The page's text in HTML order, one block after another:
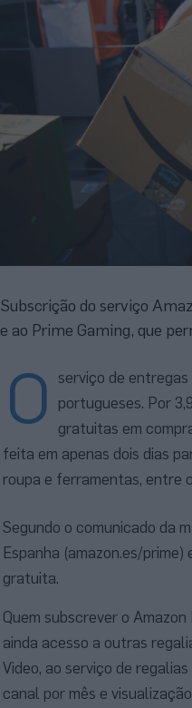
Subscrição do serviço
e ao Prime Gaming, que
O
serviço de
portugueses. Por
gratuitas em
feita em apenas dois dias
roupa e ferramentas, entre
Segundo o comunicado da
Espanha (amazon.es/
gratuita.
Quem subscrever o
ainda acesso a outras
Video, ao serviço de
canal por mês e